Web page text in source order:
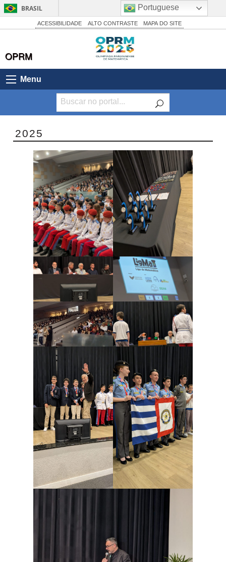
BRASIL
Simplifique!
Legislação
Canais
ACESSIBILIDADE ALTO CONTRASTE MAPA DO SITE
OPRM
Menu
2025
Portuguese